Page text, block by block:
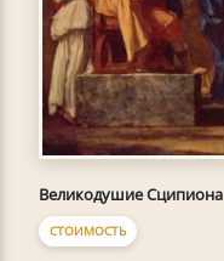
Великодушие Сципиона
СТОИМОСТЬ